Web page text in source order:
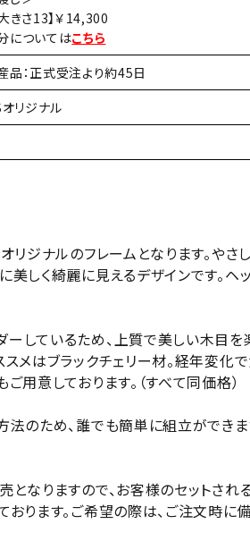
大きさ13】￥14,300
についてはこちら
品：正式受注より約45日
リジナル
リジナルのフレームとなります。や
しく綺麗に見えるデザインです。
しているため、上質で美しい木目を
メはブラックチェリー材。経年変化
用意しております。（すべて同価格）
法のため、誰でも簡単に組立がで
なりますので、お客様のセットさ
ります。ご希望の際は、ご注文時に